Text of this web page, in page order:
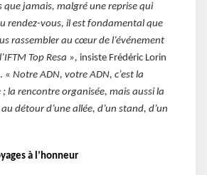
que jamais, malgré une reprise qui
rendez-­vous, il est fondamental que
rassembler au cœur de l’événement
Top Resa », insiste Frédéric Lorin
« Notre ADN, votre ADN, c’est la
la rencontre organisée, mais aussi la
détour d’une allée, d’un stand, d’un
à l’honneur